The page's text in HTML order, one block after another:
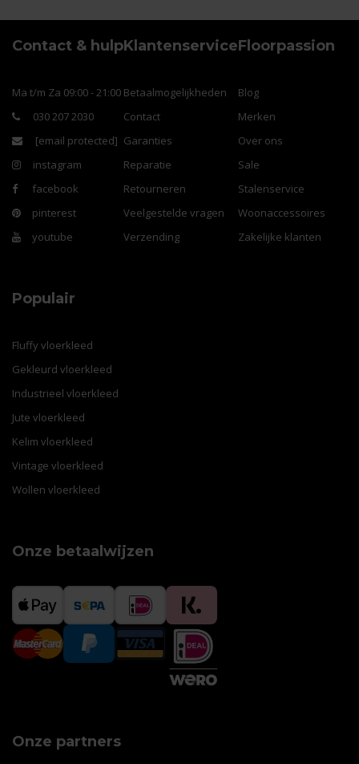
Contact & hulp
Ma t/m Za 09:00 - 21:00
030 207 2030
[email protected]
instagram
facebook
pinterest
youtube
Klantenservice
Betaalmogelijkheden
Contact
Garanties
Reparatie
Retourneren
Veelgestelde vragen
Verzending
Floorpassion
Blog
Merken
Over ons
Sale
Stalenservice
Woonaccessoires
Zakelijke klanten
Populair
Fluffy vloerkleed
Gekleurd vloerkleed
Industrieel vloerkleed
Jute vloerkleed
Kelim vloerkleed
Vintage vloerkleed
Wollen vloerkleed
Onze betaalwijzen
Onze partners